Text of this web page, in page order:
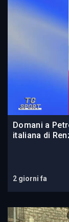
Domani a
italiana di
2 giorni fa